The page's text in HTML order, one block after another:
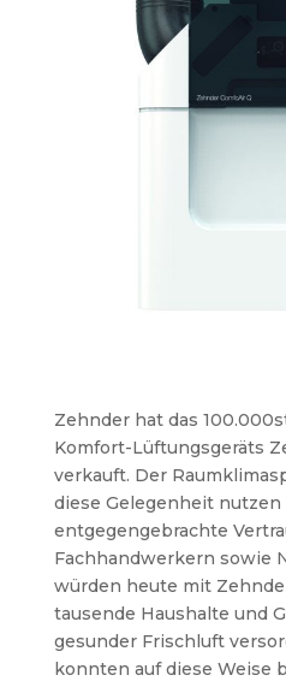
Zehnder hat das
Komfort-Lüftungsgeräts
verkauft. Der
diese Gelegenheit nutzen
entgegengebrachte
Fachhandwerkern sowie
würden heute mit
tausende Haushalte und
gesunder Frischluft
konnten auf diese Weise